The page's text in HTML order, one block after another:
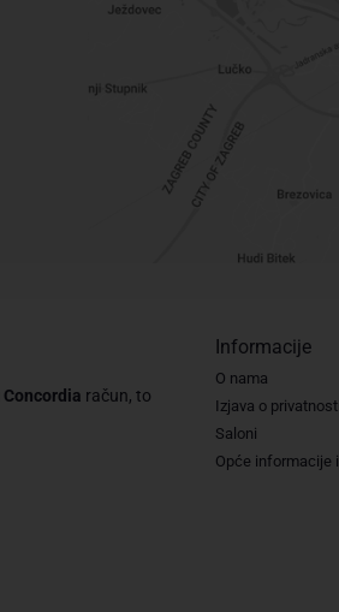
Concordia račun, to
Informacije
O nama
Izjava o privatnosti
Saloni
Opće informacije